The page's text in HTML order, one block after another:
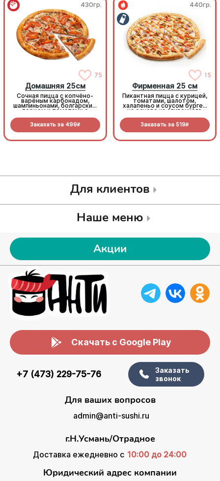
430гр.
75
Домашняя 25см
Сочная пицца с копчёно-
варёным карбонадом,
шампиньонами, болгарским
перцем и томатами с
Заказать за 499R
440гр.
15
Фирменная 25 см
Пикантная пицца с курицей,
томатами, шалотом,
халапеньо и соусом бургер
на основе из сливочного
Заказать за 519R
Для клиентов
Наше меню
Акции
Скачать с Google Play
+7 (473) 229-75-76
Заказать
звонок
Для ваших вопросов
admin@anti-sushi.ru
г.Н.Усмань/Отрадное
Доставка ежедневно с 10:00 до 24:00
Юридический адрес компании